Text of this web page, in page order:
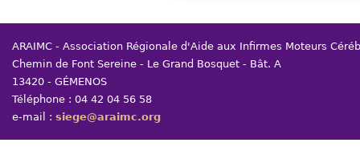
ARAIMC - Association Régionale d'Aide aux Infirmes Moteurs
Chemin de Font Sereine - Le Grand Bosquet - Bât. A
13420 - GÉMENOS
Téléphone : 04 42 04 56 58
e-mail : siege@araimc.org